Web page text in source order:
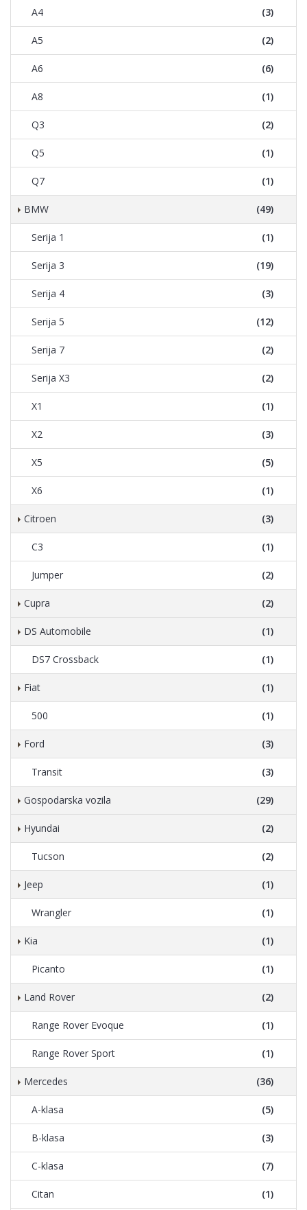
A4 (3)
A5 (2)
A6 (6)
A8 (1)
Q3 (2)
Q5 (1)
Q7 (1)
BMW (49)
Serija 1 (1)
Serija 3 (19)
Serija 4 (3)
Serija 5 (12)
Serija 7 (2)
Serija X3 (2)
X1 (1)
X2 (3)
X5 (5)
X6 (1)
Citroen (3)
C3 (1)
Jumper (2)
Cupra (2)
DS Automobile (1)
DS7 Crossback (1)
Fiat (1)
500 (1)
Ford (3)
Transit (3)
Gospodarska vozila (29)
Hyundai (2)
Tucson (2)
Jeep (1)
Wrangler (1)
Kia (1)
Picanto (1)
Land Rover (2)
Range Rover Evoque (1)
Range Rover Sport (1)
Mercedes (36)
A-klasa (5)
B-klasa (3)
C-klasa (7)
Citan (1)